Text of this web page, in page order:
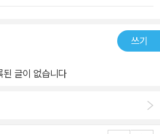
. 어쩌면 어른들의 상식으로는 이게 뭐
에 얽힌 이야기, 숨겨진 가족 이야기,
이야기를 시작해 보자~
쓰기
된 글이 없습니다